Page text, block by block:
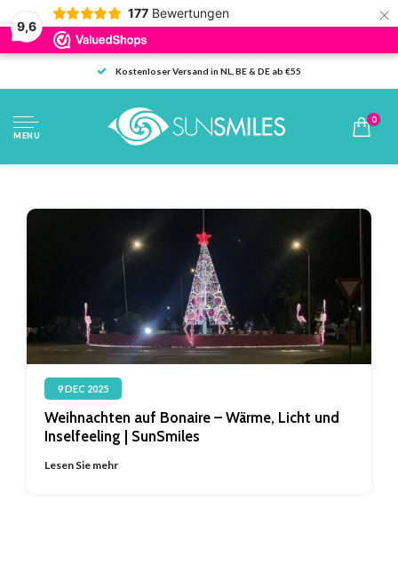
9,6
177 Bewertungen ×
Kostenloser Versand in NL, BE & DE ab €55
MENU
0
9 DEC 2025
Weihnachten auf Bonaire – Wärme, Licht und
Inselfeeling | SunSmiles
Lesen Sie mehr